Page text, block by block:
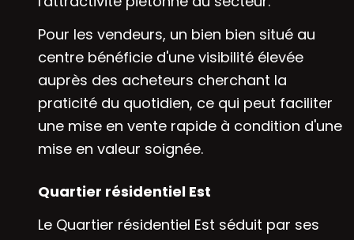
Pour les vendeurs, un bien bien situé au
centre bénéficie d'une visibilité élevée
auprès des acheteurs cherchant la
praticité du quotidien, ce qui peut faciliter
une mise en vente rapide à condition d'une
mise en valeur soignée.
Quartier résidentiel Est
Le Quartier résidentiel Est séduit par ses